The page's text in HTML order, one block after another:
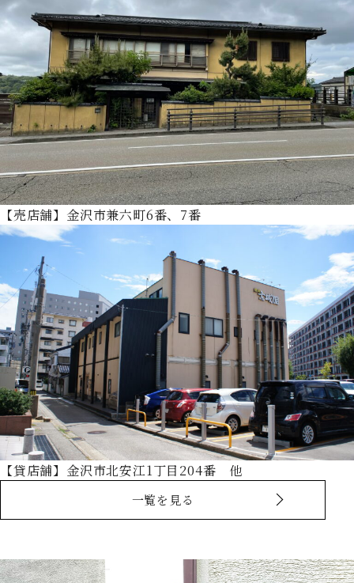
【売店舗】金沢市兼六町6番、7番
【貸店舗】金沢市北安江1丁目204番 他
一覧を見る